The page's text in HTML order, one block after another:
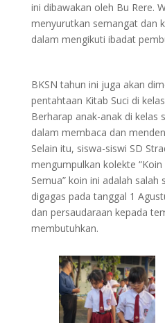
ini dibawakan oleh Bu Rere.
menyurutkan semangat dan
dalam mengikuti ibadat
BKSN tahun ini juga akan
pentahtaan Kitab Suci di
Berharap anak-anak di kelas
dalam membaca dan
Selain itu, siswa-siswi SD
mengumpulkan kolekte
Semua” koin ini adalah
digagas pada tanggal 1
dan persaudaraan kepada
membutuhkan.